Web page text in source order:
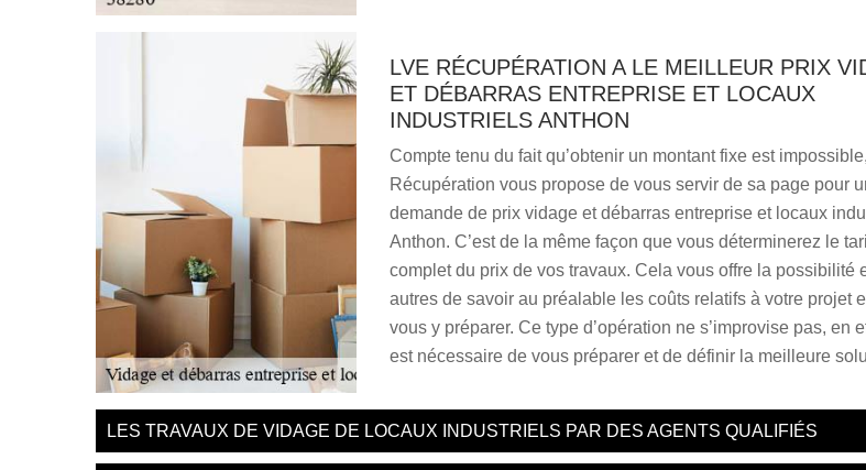
LVE RÉCUPÉRATION A LE MEILLEUR PRIX
ET DÉBARRAS ENTREPRISE ET LOCAUX
INDUSTRIELS ANTHON
Compte tenu du fait qu’obtenir un montant fixe est
Récupération vous propose de vous servir de sa page pour
demande de prix vidage et débarras entreprise et locaux
Anthon. C’est de la même façon que vous déterminerez le
complet du prix de vos travaux. Cela vous offre la possibilité
autres de savoir au préalable les coûts relatifs à votre projet
vous y préparer. Ce type d’opération ne s’improvise pas, en
est nécessaire de vous préparer et de définir la meilleure
LES TRAVAUX DE VIDAGE DE LOCAUX INDUSTRIELS PAR DES AGENTS QUALIFIÉS